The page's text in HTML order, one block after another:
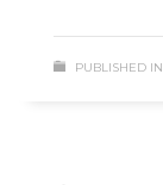
PUBLISHED IN